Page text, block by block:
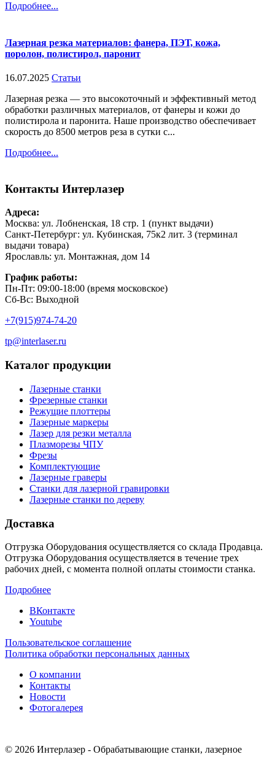
Подробнее...
Лазерная резка материалов: фанера, ПЭТ, кожа,
поролон, полистирол, паронит
16.07.2025 Статьи
Лазерная резка — это высокоточный и эффективный метод
обработки различных материалов, от фанеры и кожи до
полистирола и паронита. Наше производство обеспечивает
скорость до 8500 метров реза в сутки с...
Подробнее...
Контакты Интерлазер
Адреса:
Москва: ул. Лобненская, 18 стр. 1 (пункт выдачи)
Санкт-Петербург: ул. Кубинская, 75к2 лит. 3 (терминал
выдачи товара)
Ярославль: ул. Монтажная, дом 14
График работы:
Пн-Пт: 09:00-18:00 (время московское)
Сб-Вс: Выходной
+7(915)974-74-20
tp@interlaser.ru
Каталог продукции
Лазерные станки
Фрезерные станки
Режущие плоттеры
Лазерные маркеры
Лазер для резки металла
Плазморезы ЧПУ
Фрезы
Комплектующие
Лазерные граверы
Станки для лазерной гравировки
Лазерные станки по дереву
Доставка
Отгрузка Оборудования осуществляется со склада Продавца.
Отгрузка Оборудования осуществляется в течение трех
рабочих дней, с момента полной оплаты стоимости станка.
Подробнее
ВКонтакте
Youtube
Пользовательское соглашение
Политика обработки персональных данных
О компании
Контакты
Новости
Фотогалерея
© 2026 Интерлазер - Обрабатывающие станки, лазерное